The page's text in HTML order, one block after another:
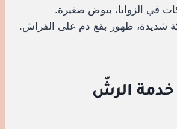
في الزوايا، بيوض صغيرة.
شديدة، ظهور بقع دم على الفراش.
خدمة الرشّ